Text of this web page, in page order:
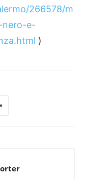
266578/m
nero-e-
)